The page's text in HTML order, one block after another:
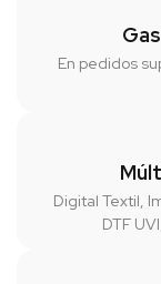
En pedidos
Digital Textil,
DTF